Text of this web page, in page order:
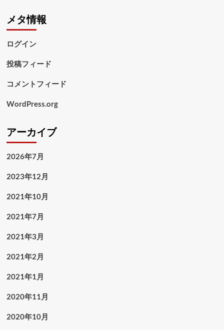
メタ情報
ログイン
投稿フィード
コメントフィード
WordPress.org
アーカイブ
2026年7月
2023年12月
2021年10月
2021年7月
2021年3月
2021年2月
2021年1月
2020年11月
2020年10月